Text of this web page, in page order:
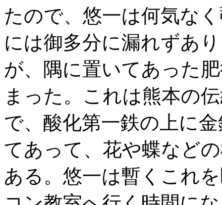
たので、悠一は何気な
には御多分に漏れずあ
が、隅に置いてあった
まった。これは熊本の
で、酸化第一鉄の上に
てあって、花や蝶など
ある。悠一は暫くこれ